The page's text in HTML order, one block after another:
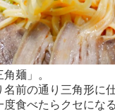
麺」。
前の通り三角形に
度食べたらクセにな